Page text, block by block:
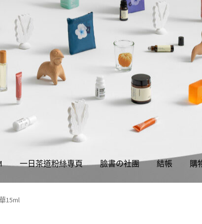
一日茶道粉絲專頁 臉書の社團 結帳 購
聲明
15ml